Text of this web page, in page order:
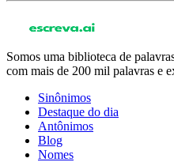
Somos uma biblioteca de
com mais de 200 mil palavras e
Sinônimos
Destaque do dia
Antônimos
Blog
Nomes